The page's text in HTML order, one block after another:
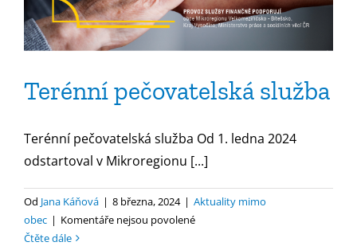
Terénní pečovatelská služba
Terénní pečovatelská služba Od 1. ledna 2024
odstartoval v Mikroregionu [...]
Od Jana Káňová | 8 března, 2024 | Aktuality mimo
obec | Komentáře nejsou povolenéu
Čtěte dále